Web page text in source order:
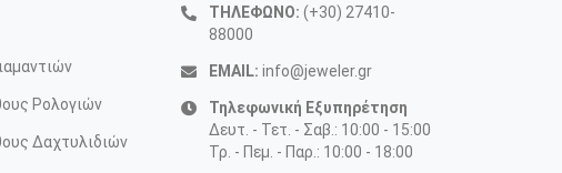
Ρολογιών
Δαχτυλιδιών
ΤΗΛΕΦΩΝΟ: (+30) 27410-
88000
EMAIL: info@jeweler.gr
Τηλεφωνική Εξυπηρέτηση
Δευτ. - Τετ. - Σαβ.: 10:00 - 15:00
Τρ. - Πεμ. - Παρ.: 10:00 - 18:00